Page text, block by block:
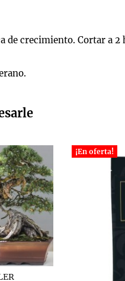
de crecimiento. Cortar a
¡En oferta!